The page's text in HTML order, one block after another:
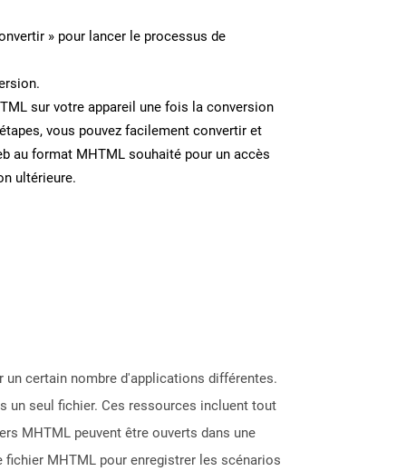
» pour lancer le processus de
sur votre appareil une fois la conversion
vous pouvez facilement convertir et
au format MHTML souhaité pour un accès
ultérieure.
un certain nombre d'applications différentes.
un seul fichier. Ces ressources incluent tout
MHTML peuvent être ouverts dans une
MHTML pour enregistrer les scénarios